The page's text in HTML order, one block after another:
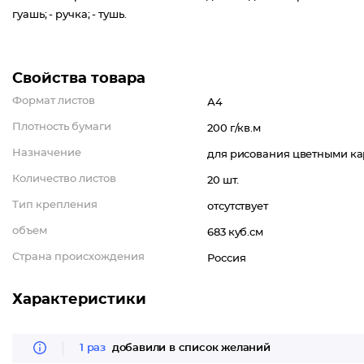
гуашь; - ручка; - тушь.
Свойства товара
Формат листов А4
Плотность бумаги 200 г/кв.м
Назначение для рисования цветными
Количество листов 20 шт.
Тип крепления отсутствует
объем 683 куб.см
Страна происхождения Россия
Характеристики
1 раз добавили в список желаний